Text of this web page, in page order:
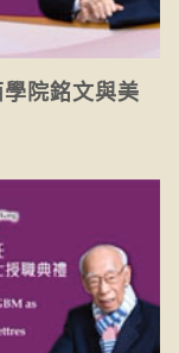
院銘文與美